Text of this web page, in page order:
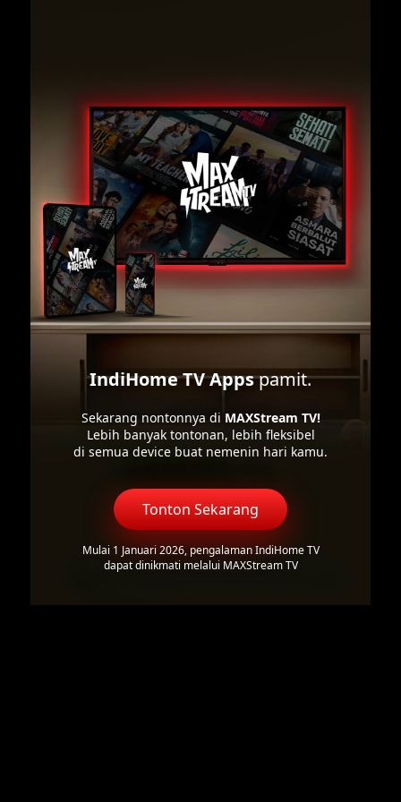
IndiHome TV Appspamit.
Sekarang nontonnya di MAXStream TV!
Lebih banyak tontonan, lebih fleksibel
di semua device buat nemenin hari kamu.
Tonton Sekarang
Mulai 1 Januari 2026, pengalaman IndiHome TV
dapat dinikmati melalui MAXStream TV